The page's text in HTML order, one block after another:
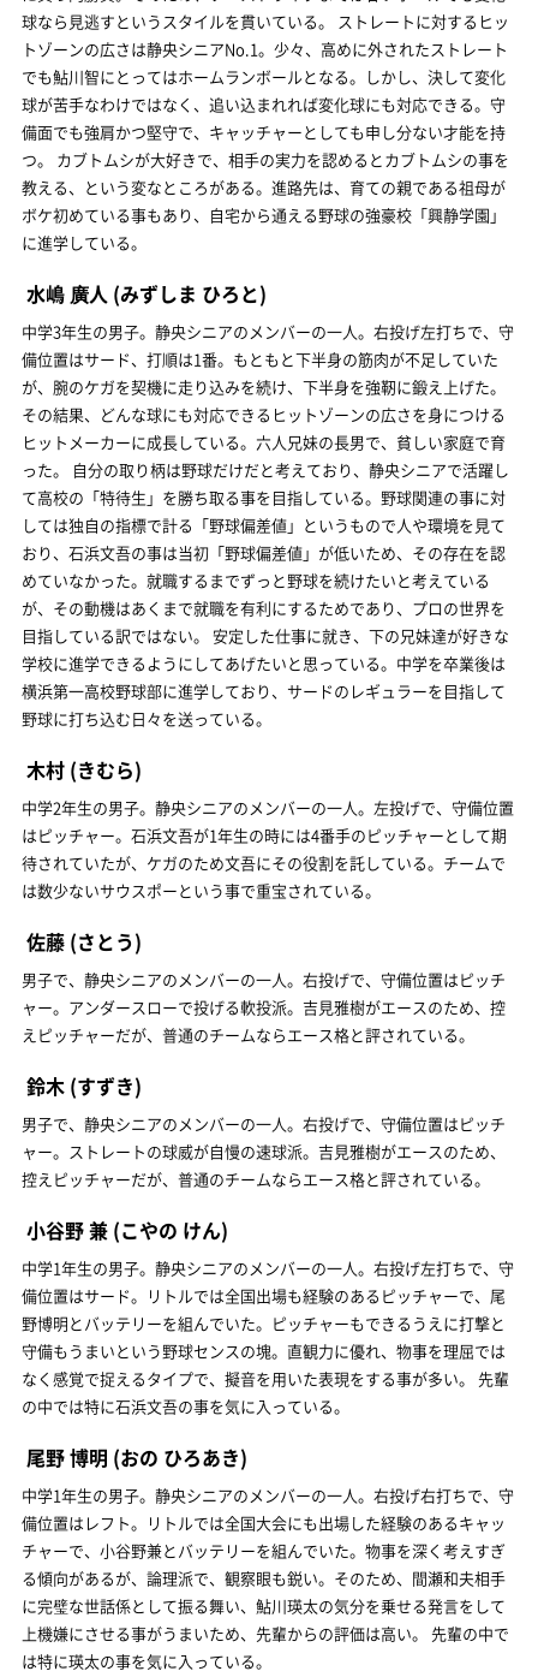
球なら見逃すというスタイルを貫いている。 ストレートに対するヒッ
トゾーンの広さは静央シニアNo.1。少々、高めに外されたストレート
でも鮎川智にとってはホームランボールとなる。しかし、決して変化
球が苦手なわけではなく、追い込まれれば変化球にも対応できる。守
備面でも強肩かつ堅守で、キャッチャーとしても申し分ない才能を持
つ。 カブトムシが大好きで、相手の実力を認めるとカブトムシの事を
教える、という変なところがある。進路先は、育ての親である祖母が
ボケ初めている事もあり、自宅から通える野球の強豪校「興静学園」
に進学している。
水嶋 廣人 (みずしま ひろと)
中学3年生の男子。静央シニアのメンバーの一人。右投げ左打ちで、守
備位置はサード、打順は1番。もともと下半身の筋肉が不足していた
が、腕のケガを契機に走り込みを続け、下半身を強靭に鍛え上げた。
その結果、どんな球にも対応できるヒットゾーンの広さを身につける
ヒットメーカーに成長している。六人兄妹の長男で、貧しい家庭で育
った。 自分の取り柄は野球だけだと考えており、静央シニアで活躍し
て高校の「特待生」を勝ち取る事を目指している。野球関連の事に対
しては独自の指標で計る「野球偏差値」というもので人や環境を見て
おり、石浜文吾の事は当初「野球偏差値」が低いため、その存在を認
めていなかった。就職するまでずっと野球を続けたいと考えている
が、その動機はあくまで就職を有利にするためであり、プロの世界を
目指している訳ではない。 安定した仕事に就き、下の兄妹達が好きな
学校に進学できるようにしてあげたいと思っている。中学を卒業後は
横浜第一高校野球部に進学しており、サードのレギュラーを目指して
野球に打ち込む日々を送っている。
木村 (きむら)
中学2年生の男子。静央シニアのメンバーの一人。左投げで、守備位置
はピッチャー。石浜文吾が1年生の時には4番手のピッチャーとして期
待されていたが、ケガのため文吾にその役割を託している。チームで
は数少ないサウスポーという事で重宝されている。
佐藤 (さとう)
男子で、静央シニアのメンバーの一人。右投げで、守備位置はピッチ
ャー。アンダースローで投げる軟投派。吉見雅樹がエースのため、控
えピッチャーだが、普通のチームならエース格と評されている。
鈴木 (すずき)
男子で、静央シニアのメンバーの一人。右投げで、守備位置はピッチ
ャー。ストレートの球威が自慢の速球派。吉見雅樹がエースのため、
控えピッチャーだが、普通のチームならエース格と評されている。
小谷野 兼 (こやの けん)
中学1年生の男子。静央シニアのメンバーの一人。右投げ左打ちで、守
備位置はサード。リトルでは全国出場も経験のあるピッチャーで、尾
野博明とバッテリーを組んでいた。ピッチャーもできるうえに打撃と
守備もうまいという野球センスの塊。直観力に優れ、物事を理屈では
なく感覚で捉えるタイプで、擬音を用いた表現をする事が多い。 先輩
の中では特に石浜文吾の事を気に入っている。
尾野 博明 (おの ひろあき)
中学1年生の男子。静央シニアのメンバーの一人。右投げ右打ちで、守
備位置はレフト。リトルでは全国大会にも出場した経験のあるキャッ
チャーで、小谷野兼とバッテリーを組んでいた。物事を深く考えすぎ
る傾向があるが、論理派で、観察眼も鋭い。そのため、間瀬和夫相手
に完璧な世話係として振る舞い、鮎川瑛太の気分を乗せる発言をして
上機嫌にさせる事がうまいため、先輩からの評価は高い。 先輩の中で
は特に瑛太の事を気に入っている。